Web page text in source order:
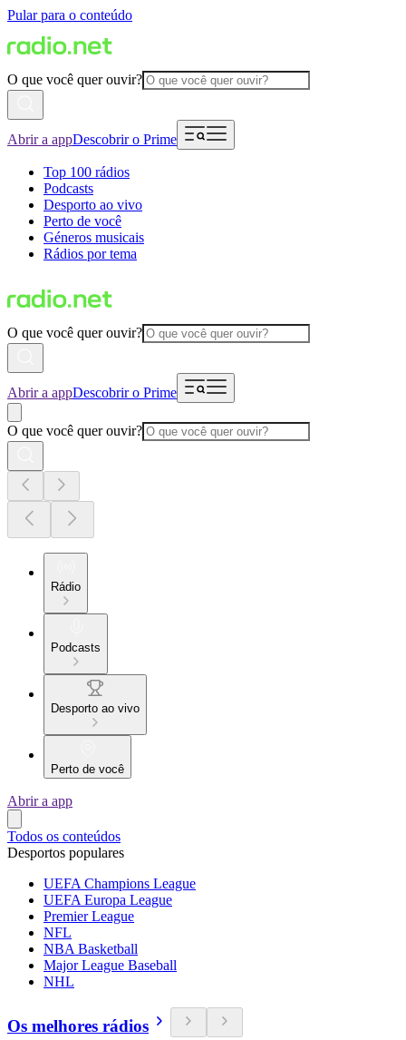
Pular para o conteúdo
O que você quer ouvir?
Abrir a appDescobrir o Prime
Top 100 rádios
Podcasts
Desporto ao vivo
Perto de você
Géneros musicais
Rádios por tema
O que você quer ouvir?
Abrir a appDescobrir o Prime
O que você quer ouvir?
Rádio
Podcasts
Desporto ao vivo
Perto de você
Abrir a app
Todos os conteúdos
Desportos populares
UEFA Champions League
UEFA Europa League
Premier League
NFL
NBA Basketball
Major League Baseball
NHL
Os melhores rádios